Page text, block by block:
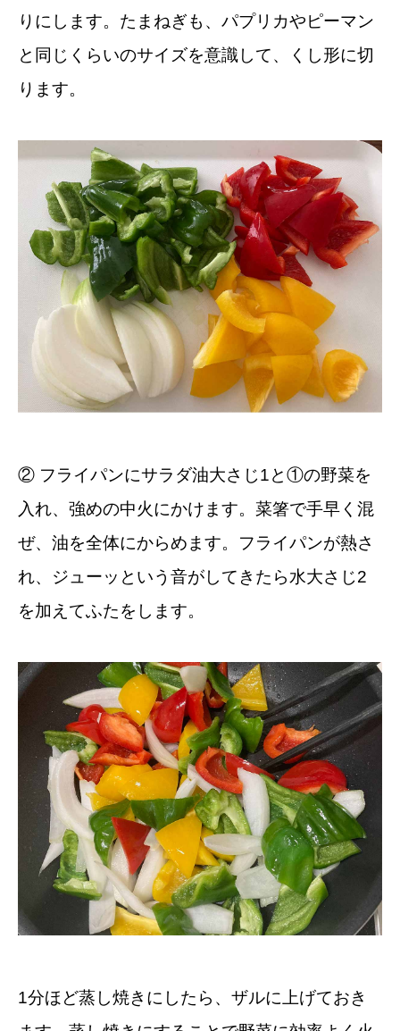
りにします。たまねぎも、パプリカやピーマン
と同じくらいのサイズを意識して、くし形に切
ります。
② フライパンにサラダ油大さじ1と①の野菜を
入れ、強めの中火にかけます。菜箸で手早く混
ぜ、油を全体にからめます。フライパンが熱さ
れ、ジューッという音がしてきたら水大さじ2
を加えてふたをします。
1分ほど蒸し焼きにしたら、ザルに上げておき